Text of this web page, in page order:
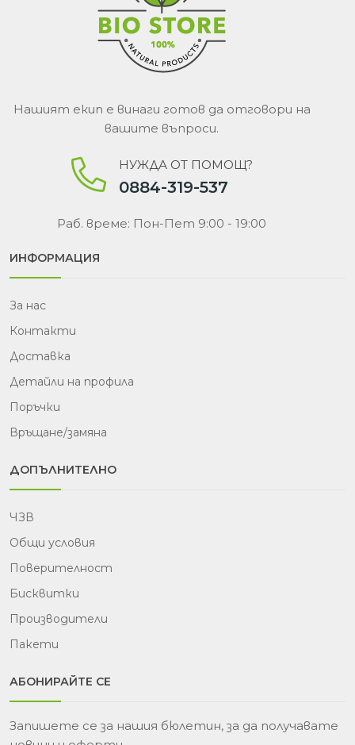
Нашият екип е винаги готов да отговори на
вашите въпроси.
НУЖДА ОТ ПОМОЩ?
0884-319-537
Раб. време: Пон-Пет 9:00 - 19:00
ИНФОРМАЦИЯ
За нас
Контакти
Доставка
Детайли на профила
Поръчки
Връщане/замяна
ДОПЪЛНИТЕЛНО
ЧЗВ
Общи условия
Поверителност
Бисквитки
Производители
Пакети
АБОНИРАЙТЕ СЕ
Запишете се за нашия бюлетин, за да получавате